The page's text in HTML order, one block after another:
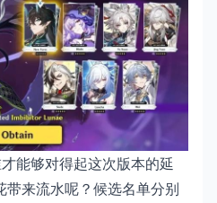
能够对得起这次版本的延
来流水呢？候选名单分别